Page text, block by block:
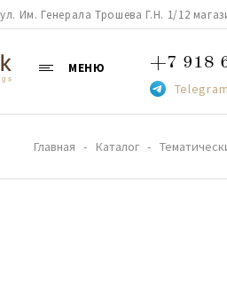
Им. Генерала Трошева Г.Н. 1/12
МЕНЮ +7 918
Главная Каталог